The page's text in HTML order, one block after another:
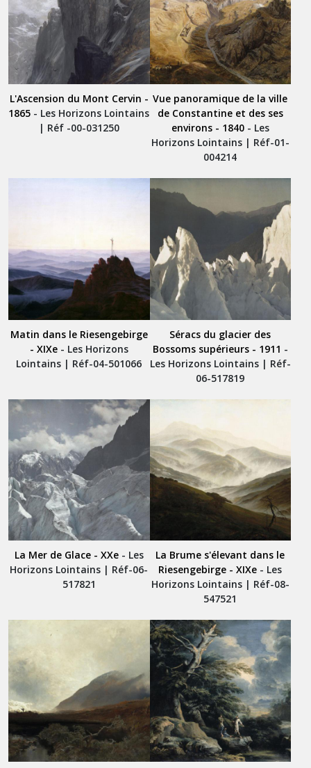
L'Ascension du Mont Cervin -
1865 - Les Horizons Lointains
| Réf -00-031250
Vue panoramique de la ville
de Constantine et des ses
environs - 1840- Les
Horizons Lointains | Réf-01-
004214
Matin dans le Riesengebirge
- XIXe- Les Horizons
Lointains | Réf-04-501066
Séracs du glacier des
Bossoms supérieurs - 1911 -
Les Horizons Lointains | Réf-
06-517819
La Mer de Glace - XXe- Les
Horizons Lointains | Réf-06-
517821
La Brume s'élevant dans le
Riesengebirge - XIXe - Les
Horizons Lointains | Réf-08-
547521